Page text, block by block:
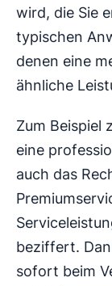
wird, die Sie
typischen
denen eine
ähnliche
Zum Beispiel
eine
auch das
beziffert.
sofort beim